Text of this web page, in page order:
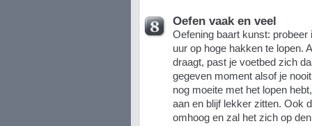
Oefen vaak en veel
Oefening baart kunst:
uur op hoge hakken te lopen.
draagt, past je voetbed zich
gegeven moment alsof je
nog moeite met het lopen
aan en blijf lekker zitten. Ook
omhoog en zal het zich op